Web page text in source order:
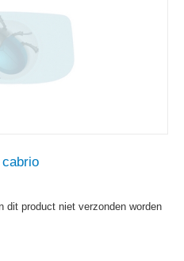
dit product niet verzonden worden